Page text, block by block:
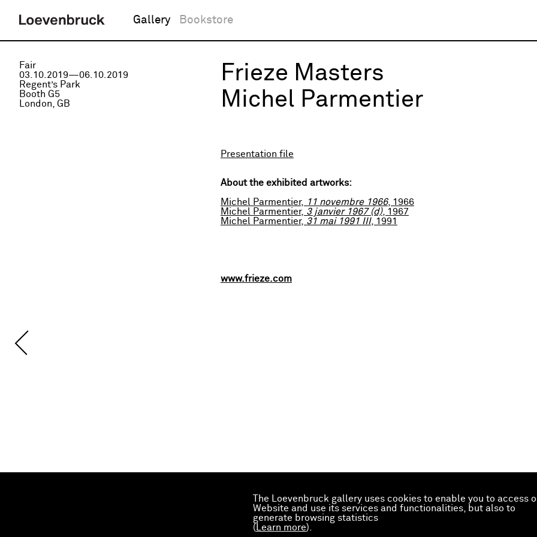
The Loevenbruck gallery uses cookies to enable you to access
Website and use its services and functionalities, but also to
generate browsing statistics
( Learn more).
Gallery Bookstore
Fair
03.10.2019—06.10.2019
Regent’s Park
Booth G5
London, GB
Frieze Masters
Michel Parmentier
Presentation file
About the exhibited artworks:
Michel Parmentier,
11 novembre 1966, 1966
Michel Parmentier, 3 janvier 1967 (d), 1967
Michel Parmentier, 31 mai 1991 III, 1991
www.frieze.com